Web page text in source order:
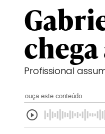
Profissional
ouça este conteúdo